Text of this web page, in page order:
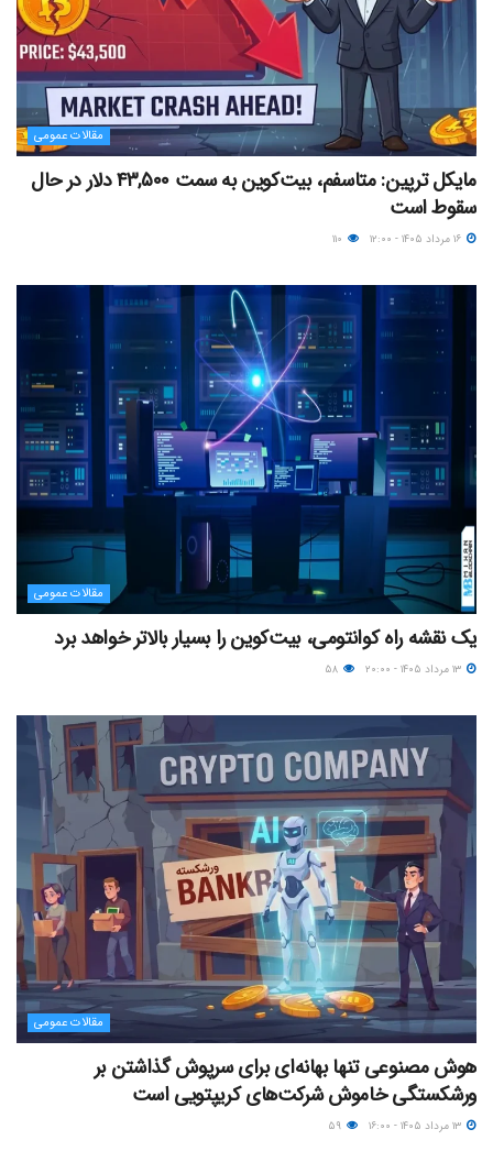
مقالات عمومی
مایکل ترپین: متاسفم، بیت‌کوین به سمت ۴۳,۵۰۰ دلار در حال
سقوط است
مقالات عمومی
یک نقشه راه کوانتومی، بیت‌کوین را بسیار بالاتر خواهد برد
مقالات عمومی
هوش مصنوعی تنها بهانه‌ای برای سرپوش گذاشتن بر
ورشکستگی خاموش شرکت‌های کریپتویی است